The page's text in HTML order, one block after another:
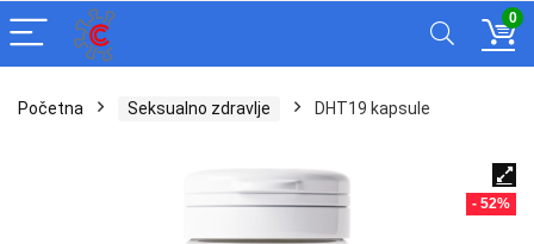
0
Početna Seksualno zdravlje DHT19 kapsule
- 52%